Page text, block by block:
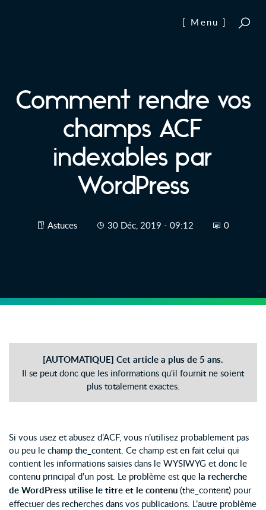
[ Menu ]
Comment rendre vos
champs ACF
indexables par
WordPress
Astuces 30 Déc, 2019 - 09:12 0
[AUTOMATIQUE] Cet article a plus de 5 ans.
Il se peut donc que les informations qu'il fournit ne soient
plus totalement exactes.
Si vous usez et abusez d’ACF, vous n’utilisez probablement pas
ou peu le champ the_content. Ce champ est en fait celui qui
contient les informations saisies dans le WYSIWYG et donc le
contenu principal d’un post. Le problème est que la recherche
de WordPress utilise le titre et le contenu (the_content) pour
effectuer des recherches dans vos publications. L’autre problème